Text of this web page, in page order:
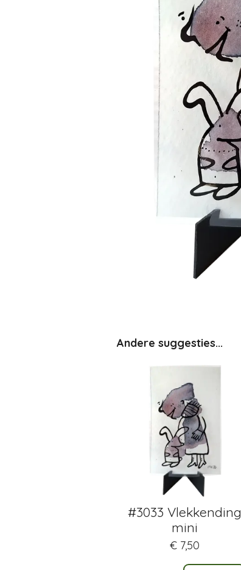
Andere suggesties...
#3033 Vlekkending
mini
€ 7,50